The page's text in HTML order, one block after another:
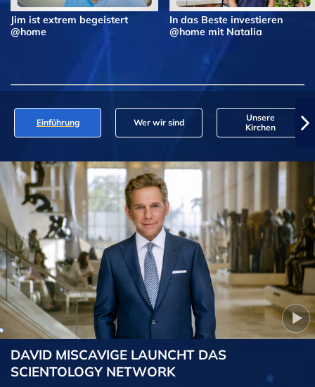
Jim ist extrem begeistert
@home
In das Beste investieren
@home mit Natalia
Einführung Wer wir sind
Unsere
Kirchen
DAVID MISCAVIGE LAUNCHT DAS
SCIENTOLOGY NETWORK